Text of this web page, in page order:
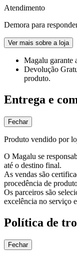
Atendimento
Demora para
Ver mais sobre a loja
Magalu garante
Devolução
produto.
Entrega e
Fechar
Produto vendido por
O Magalu se
até o destino final.
As vendas são
procedência de
Os parceiros são
excelência no serviço
Política de
Fechar